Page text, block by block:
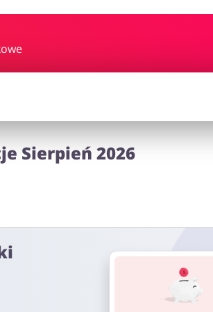
i uroda
Sierpień 2026